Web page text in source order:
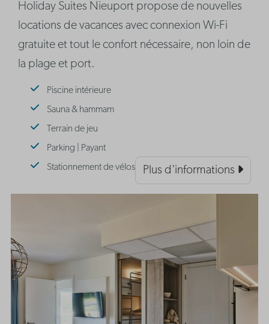
Holiday Suites Nieuport propose de nouvelles
locations de vacances avec connexion Wi-Fi
gratuite et tout le confort nécessaire, non loin de
la plage et port.
Piscine intérieure
Sauna & hammam
Terrain de jeu
Parking | Payant
Stationnement de vélos
Plus d'informations